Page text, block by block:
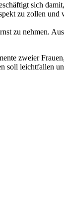
sich
zu zollen
zu nehmen.
zweier
soll leichtfallen